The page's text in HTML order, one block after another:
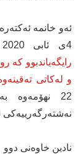
ئەو خانمە
4ی ئابی 2020 روویدا، برینداربوو.
رایگەیاندبوو
و لەکاتی
22 نهۆمەوە
نەشتەرگەرییەکی
نادین خاوەنی